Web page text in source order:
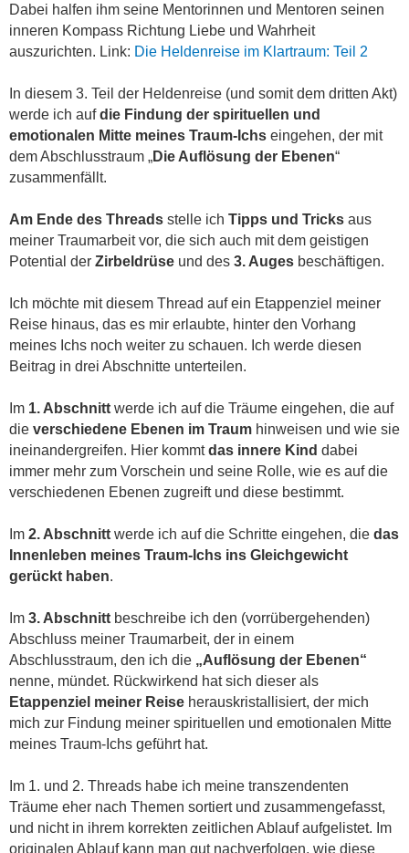
Dabei halfen ihm seine Mentorinnen und Mentoren seinen
inneren Kompass Richtung Liebe und Wahrheit
auszurichten. Link: Die Heldenreise im Klartraum: Teil 2
In diesem 3. Teil der Heldenreise (und somit dem dritten Akt)
werde ich aufdie Findung der spirituellen und
emotionalen Mitte meines Traum-Ichs eingehen, der mit
dem Abschlusstraum „Die Auflösung der Ebenen“
zusammenfällt.
Am Ende des Threads stelle ich Tipps und Tricks aus
meiner Traumarbeit vor, die sich auch mit dem geistigen
Potential der Zirbeldrüse und des 3. Auges beschäftigen.
Ich möchte mit diesem Thread auf ein Etappenziel meiner
Reise hinaus, das es mir erlaubte, hinter den Vorhang
meines Ichs noch weiter zu schauen. Ich werde diesen
Beitrag in drei Abschnitte unterteilen.
Im 1. Abschnitt werde ich auf die Träume eingehen, die auf
die verschiedene Ebenen im Traum hinweisen und wie sie
ineinandergreifen. Hier kommtdas innere Kind dabei
immer mehr zum Vorschein und seine Rolle, wie es auf die
verschiedenen Ebenen zugreift und diese bestimmt.
Im 2. Abschnitt werde ich auf die Schritte eingehen, die das
Innenleben meines Traum-Ichs ins Gleichgewicht
gerückt haben.
Im 3. Abschnitt beschreibe ich den (vorrübergehenden)
Abschluss meiner Traumarbeit, der in einem
Abschlusstraum, den ich die „Auflösung der Ebenen“
nenne, mündet. Rückwirkend hat sich dieser als
Etappenziel meiner Reise herauskristallisiert, der mich
mich zur Findung meiner spirituellen und emotionalen Mitte
meines Traum-Ichs geführt hat.
Im 1. und 2. Threads habe ich meine transzendenten
Träume eher nach Themen sortiert und zusammengefasst,
und nicht in ihrem korrekten zeitlichen Ablauf aufgelistet. Im
originalen Ablauf kann man gut nachverfolgen, wie diese